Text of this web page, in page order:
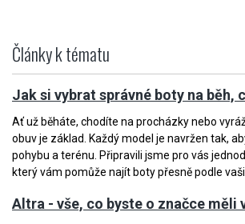
Články k tématu
Jak si vybrat správné boty na běh,
Ať už běháte, chodíte na procházky nebo
obuv je základ. Každý model je navržen tak,
pohybu a terénu. Připravili jsme pro vás
který vám pomůže najít boty přesně podle
Altra - vše, co byste o značce měli